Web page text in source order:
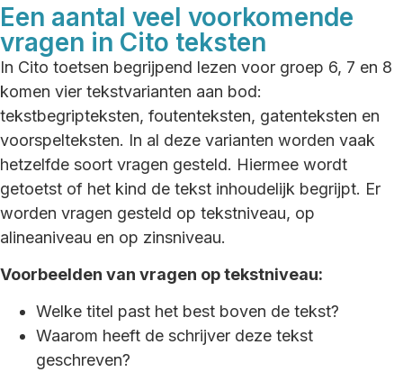
Een aantal veel voorkomende
vragen in Cito teksten
In Cito toetsen begrijpend lezen voor groep 6, 7 en 8
komen vier tekstvarianten aan bod:
tekstbegripteksten, foutenteksten, gatenteksten en
voorspelteksten. In al deze varianten worden vaak
hetzelfde soort vragen gesteld. Hiermee wordt
getoetst of het kind de tekst inhoudelijk begrijpt. Er
worden vragen gesteld op tekstniveau, op
alineaniveau en op zinsniveau.
Voorbeelden van vragen op tekstniveau:
Welke titel past het best boven de tekst?
Waarom heeft de schrijver deze tekst
geschreven?